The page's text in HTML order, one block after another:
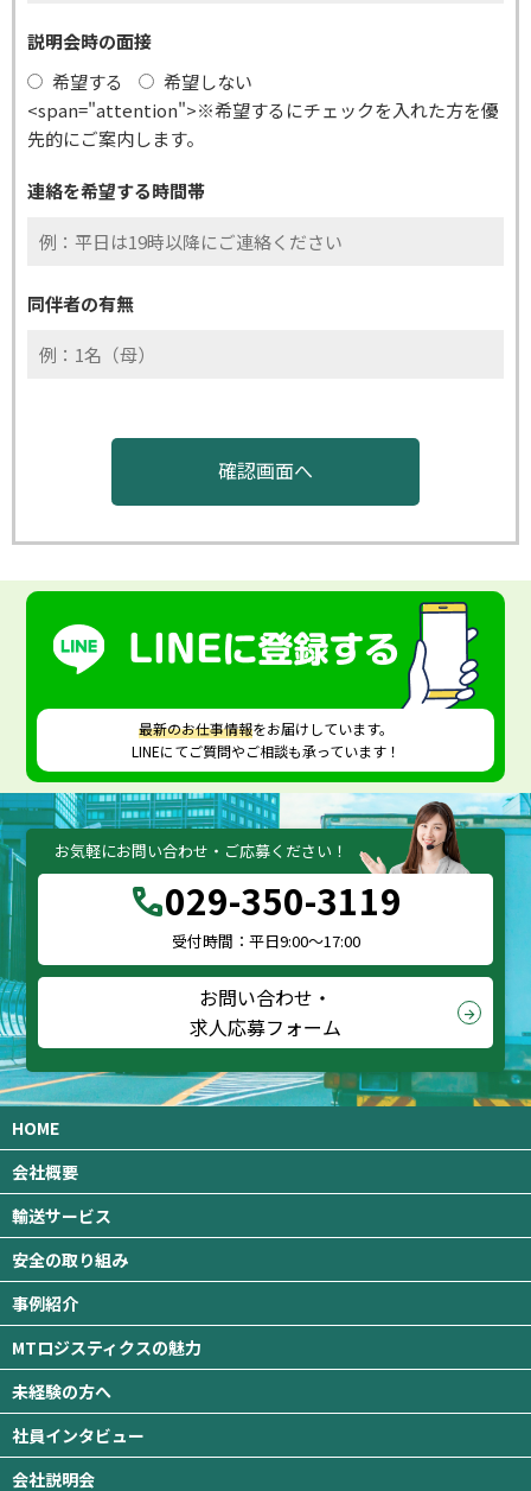
説明会時の面接
希望する
希望しない
<span="attention">※希望するにチェックを入れた方を優
先的にご案内します。
連絡を希望する時間帯
同伴者の有無
最新のお仕事情報をお届けしています。
LINEにてご質問やご相談も承っています！
お気軽にお問い合わせ・ご応募ください！
call029-350-3119
受付時間：平日9:00～17:00
お問い合わせ・
求人応募フォーム
arrow_forward
HOME
会社概要
輸送サービス
安全の取り組み
事例紹介
MTロジスティクスの魅力
未経験の方へ
社員インタビュー
会社説明会